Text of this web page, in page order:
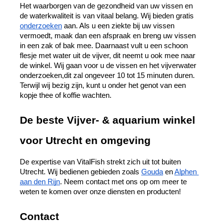
Het waarborgen van de gezondheid van uw vissen en
onderzoeken aan. Als u een ziekte bij uw vissen
vermoedt, maak dan een afspraak en breng uw vissen
in een zak of bak mee. Daarnaast vult u een schoon
flesje met water uit de vijver, dit neemt u ook mee naar
de winkel. Wij gaan voor u de vissen en het vijverwater
onderzoeken,dit zal ongeveer 10 tot 15 minuten duren.
Terwijl wij bezig zijn, kunt u onder het genot van een
kopje thee of koffie wachten.
De beste Vijver- & aquarium winkel
voor Utrecht en omgeving
De expertise van VitalFish strekt zich uit tot buiten
Utrecht. Wij bedienen gebieden zoals Gouda en Alphen
aan den Rijn. Neem contact met ons op om meer te
weten te komen over onze diensten en producten!
Contact